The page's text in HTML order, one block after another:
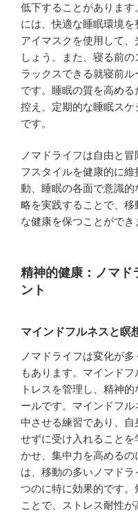
低下することがありま
には、快適な睡眠環境
アイマスクを使用して
しょう。また、寝る前
ラックスできる就寝前
です。睡眠の質を高め
控え、定期的な睡眠ス
です。
ノマドライフは自由と
フスタイルを健康的に
動、睡眠の各面で意識
略を実践することで、
な健康を保つことができ
精神的健康：ノマド
ント
マインドフルネスと瞑
ノマドライフは変化が
もあります。マインド
トレスを管理し、精神
ールです。マインドフ
中させる練習であり、
せずに受け入れること
かせ、集中力を高める
は、移動の多いノマド
つのに特に効果的です
ことで、ストレス耐性